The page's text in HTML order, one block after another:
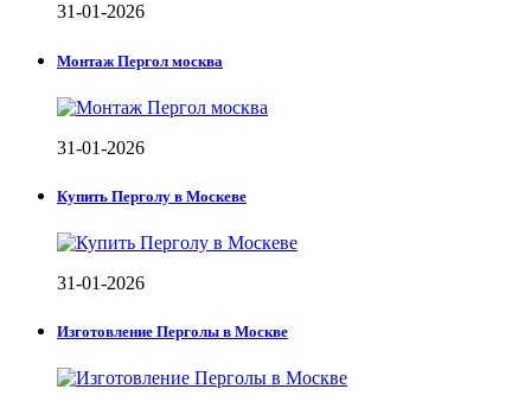
31-01-2026
Монтаж Пергол москва
31-01-2026
Купить Перголу в Москеве
31-01-2026
Изготовление Перголы в Москве